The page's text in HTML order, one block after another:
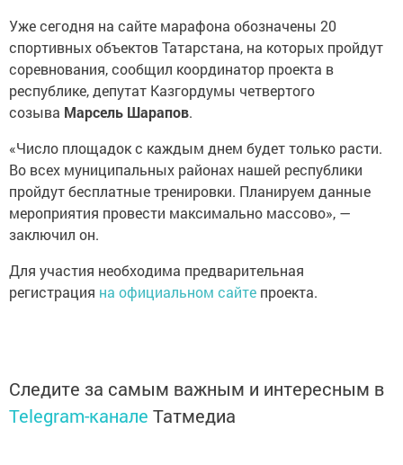
Уже сегодня на сайте марафона обозначены 20
спортивных объектов Татарстана, на которых пройдут
соревнования, сообщил координатор проекта в
республике, депутат Казгордумы четвертого
созыва Марсель Шарапов.
«Число площадок с каждым днем будет только расти.
Во всех муниципальных районах нашей республики
пройдут бесплатные тренировки. Планируем данные
мероприятия провести максимально массово», —
заключил он.
Для участия необходима предварительная
регистрация на официальном сайте проекта.
Следите за самым важным и интересным в
Telegram-канале Татмедиа